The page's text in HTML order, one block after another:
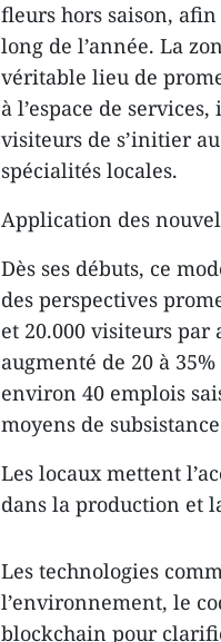
fleurs hors saison,
long de l’année. La
véritable lieu de
à l’espace de
visiteurs de s’initier
spécialités locales.
Application des
Dès ses débuts, ce
des perspectives
et 20.000 visiteurs
augmenté de 20 à
environ 40 emplois
moyens de
Les locaux mettent
dans la production et
Les technologies
l’environnement, le
blockchain pour